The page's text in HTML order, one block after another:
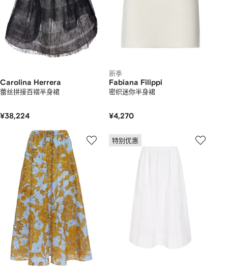
Carolina Herrera
蕾丝拼接百褶半身裙
¥38,224
新季
Fabiana Filippi
密织迷你半身裙
¥4,270
特别优惠